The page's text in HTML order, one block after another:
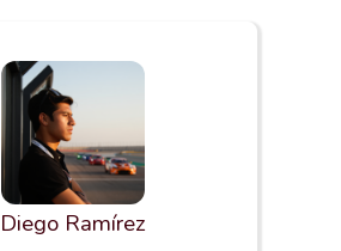
Diego Ramírez